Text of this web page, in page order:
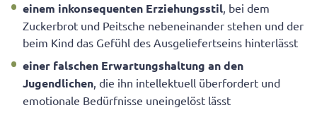
einem inkonsequenten Erziehungsstil, bei dem
Zuckerbrot und Peitsche nebeneinander stehen und der
beim Kind das Gefühl des Ausgeliefertseins hinterlässt
einer falschen Erwartungshaltung an den
Jugendlichen, die ihn intellektuell überfordert und
emotionale Bedürfnisse uneingelöst lässt